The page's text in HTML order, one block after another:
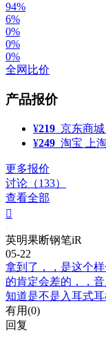
94%
6%
0%
0%
0%
全网比价
产品报价
¥219 京东商城
¥249 淘宝 上
更多报价
讨论（133）
查看全部

英明果断钢笔iR
05-22
拿到了，，是这个
的肯定会差的，，
知道是不是入耳式耳
有用(0)
回复